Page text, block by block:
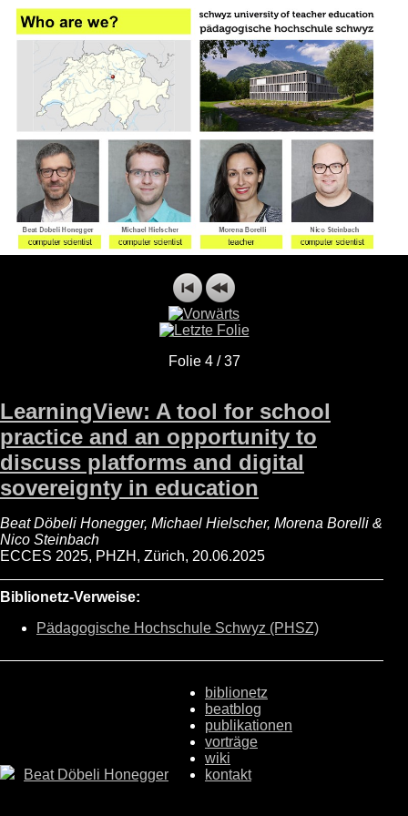
Folie 4 / 37
LearningView: A tool for school
practice and an opportunity to
discuss platforms and digital
sovereignty in education
Beat Döbeli Honegger, Michael Hielscher, Morena Borelli &
Nico Steinbach
ECCES 2025, PHZH, Zürich, 20.06.2025
Biblionetz-Verweise:
Pädagogische Hochschule Schwyz (PHSZ)
Beat Döbeli Honegger
biblionetz
beatblog
publikationen
vorträge
wiki
kontakt